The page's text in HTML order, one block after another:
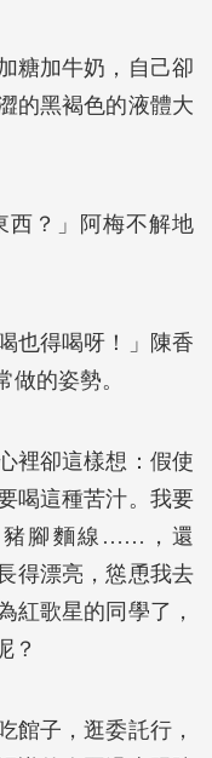
糖加牛奶，自己卻
的黑褐色的液體大
西？」阿梅不解地
也得喝呀！」陳香
做的姿勢。
裡卻這樣想：假使
喝這種苦汁。我要
豬腳麵線……，還
得漂亮，慫恿我去
紅歌星的同學了，
？
館子，逛委託行，